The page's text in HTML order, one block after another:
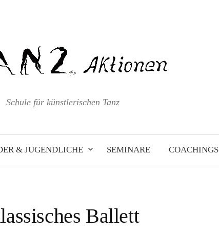
Schule für künstlerischen Tanz
& JUGENDLICHE SEMINARE COACHINGS
Ballett